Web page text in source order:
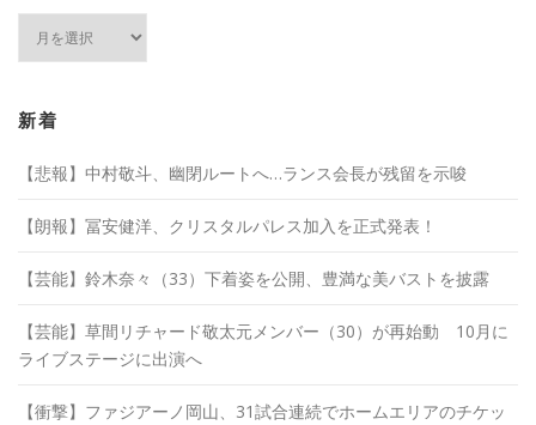
ブ
新着
【悲報】中村敬斗、幽閉ルートへ…ランス会長が残留を示唆
【朗報】冨安健洋、クリスタルパレス加入を正式発表！
【芸能】鈴木奈々（33）下着姿を公開、豊満な美バストを披露
【芸能】草間リチャード敬太元メンバー（30）が再始動 10月に
ライブステージに出演へ
【衝撃】ファジアーノ岡山、31試合連続でホームエリアのチケッ